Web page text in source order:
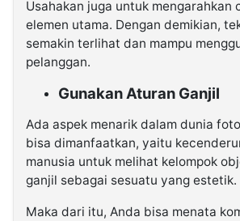
Usahakan juga untuk mengarahkan
elemen utama. Dengan demikian,
semakin terlihat dan mampu
pelanggan.
Gunakan Aturan Ganjil
Ada aspek menarik dalam dunia
bisa dimanfaatkan, yaitu
manusia untuk melihat kelompok
ganjil sebagai sesuatu yang estetik.
Maka dari itu, Anda bisa menata